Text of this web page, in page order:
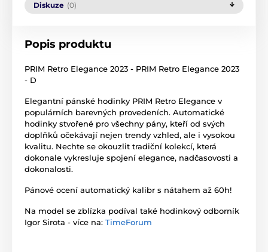
Diskuze (0)
Popis produktu
PRIM Retro Elegance 2023 - PRIM Retro Elegance 2023
- D
Elegantní pánské hodinky PRIM Retro Elegance v
populárních barevných provedeních. Automatické
hodinky stvořené pro všechny pány, kteří od svých
doplňků očekávají nejen trendy vzhled, ale i vysokou
kvalitu. Nechte se okouzlit tradiční kolekcí, která
dokonale vykresluje spojení elegance, nadčasovosti a
dokonalosti.
Pánové ocení automatický kalibr s nátahem až 60h!
Na model se zblízka podíval také hodinkový odborník
Igor Sirota - více na: TimeForum